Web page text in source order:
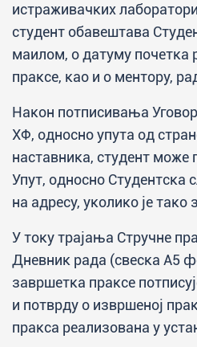
истраживачких
студент обавештава
маилом, о датуму почетка
праксе, као и о ментору,
Након потписивања
ХФ, односно упута од
наставника, студент може
Упут, односно Студентска
на адресу, уколико је тако
У току трајања Стручне
Дневник рада (свеска А5
завршетка праксе
и потврду о извршеној
пракса реализована у